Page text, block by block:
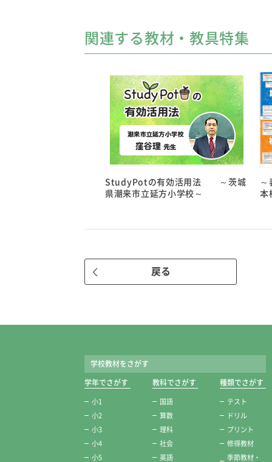
関連する教材・教具特集
StudyPotの有効活用法 ～茨城
県潮来市立延方小学校～
～
本
戻る
学校教材をさがす
学年でさがす
小1
小2
小3
小4
小5
教科でさがす
国語
算数
理科
社会
英語
種類でさがす
テスト
ドリル
プリント
修得教材
季節教材・